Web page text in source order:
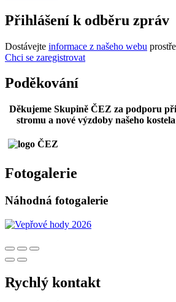
Přihlášení k odběru zpráv
Dostávejte informace z našeho webu
Chci se zaregistrovat
Poděkování
Děkujeme Skupině ČEZ za podporu
stromu a nové výzdoby našeho
Fotogalerie
Náhodná fotogalerie
Rychlý kontakt